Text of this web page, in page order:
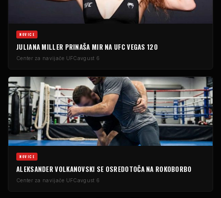
NOVICE
JULIANA MILLER PRINAŠA MIR NA UFC VEGAS 120
Center za navijače UFCavgust 6
NOVICE
ALEKSANDER VOLKANOVSKI SE OSREDOTOČA NA ROKOBORBO
Center za navijače UFCavgust 6